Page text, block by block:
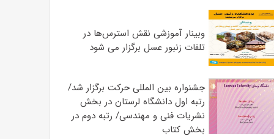
وبینار آموزشی نقش استرس‌ها در
تلفات زنبور عسل برگزار می شود
جشنواره بین المللی حرکت برگزار شد/
رتبه اول دانشگاه لرستان در بخش
نشریات فنی و مهندسی/ رتبه دوم در
بخش کتاب